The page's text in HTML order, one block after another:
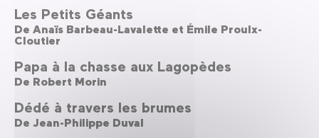
Les Petits Géants
De Anaïs Barbeau-Lavalette et Émile Proulx-
Cloutier
Papa à la chasse aux Lagopèdes
De Robert Morin
Dédé à travers les brumes
De Jean-Philippe Duval